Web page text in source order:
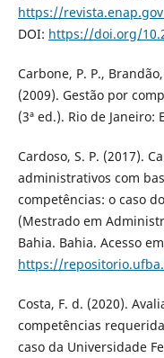
https://
DOI: https://doi.org/
Carbone, P. P.,
(2009). Gestão por
(3ª ed.). Rio de Janeiro:
Cardoso, S. P. (2017).
administrativos com
competências: o caso
(Mestrado em
Bahia. Bahia. Acesso
https://
Costa, F. d. (2020).
competências
caso da Universidade